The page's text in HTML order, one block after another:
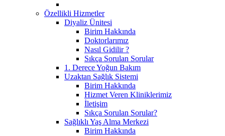
Özellikli Hizmetler
Diyaliz Ünitesi
Birim Hakkında
Doktorlarımız
Nasıl Gidilir ?
Sıkça Sorulan Sorular
1. Derece Yoğun Bakım
Uzaktan Sağlık Sistemi
Birim Hakkında
Hizmet Veren Kliniklerimiz
İletişim
Sıkça Sorulan Sorular?
Sağlıklı Yaş Alma Merkezi
Birim Hakkında